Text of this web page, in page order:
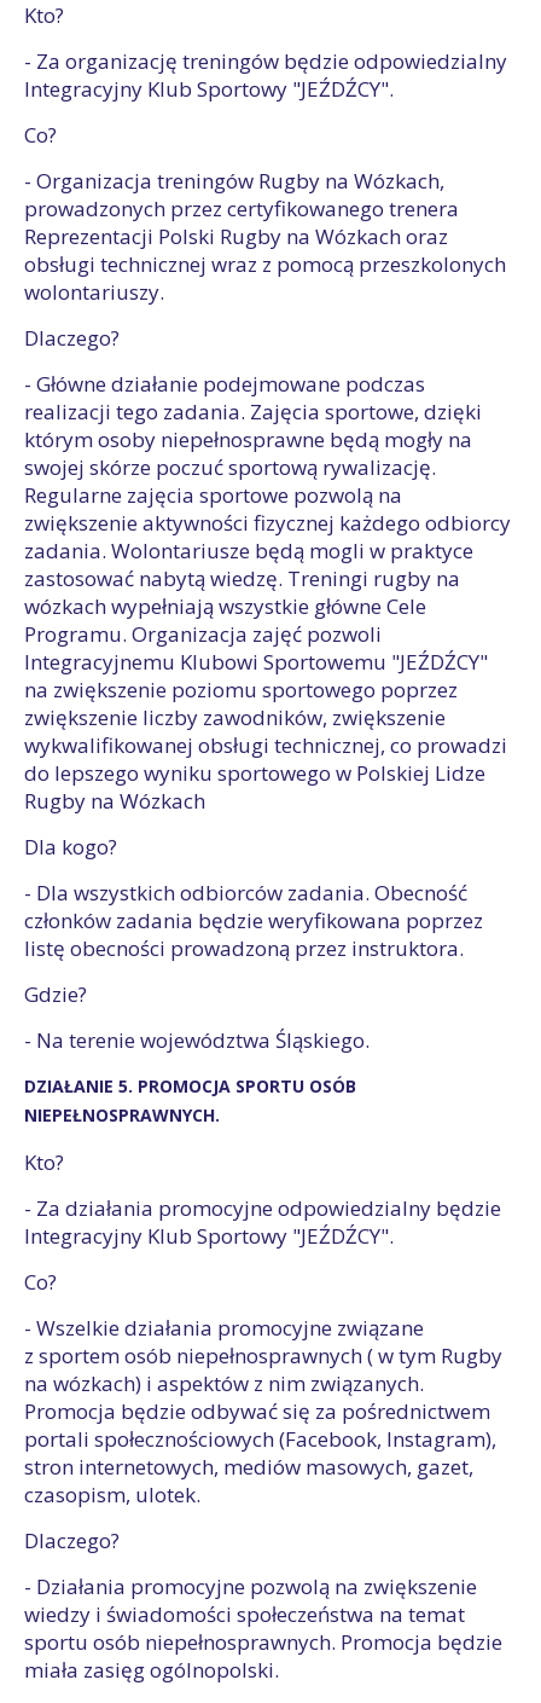
Kto?
- Za organizację treningów będzie odpowiedzialny
Integracyjny Klub Sportowy "JEŹDŹCY".
Co?
- Organizacja treningów Rugby na Wózkach,
prowadzonych przez certyfikowanego trenera
Reprezentacji Polski Rugby na Wózkach oraz
obsługi technicznej wraz z pomocą przeszkolonych
wolontariuszy.
Dlaczego?
- Główne działanie podejmowane podczas
realizacji tego zadania. Zajęcia sportowe, dzięki
którym osoby niepełnosprawne będą mogły na
swojej skórze poczuć sportową rywalizację.
Regularne zajęcia sportowe pozwolą na
zwiększenie aktywności fizycznej każdego odbiorcy
zadania. Wolontariusze będą mogli w praktyce
zastosować nabytą wiedzę. Treningi rugby na
wózkach wypełniają wszystkie główne Cele
Programu. Organizacja zajęć pozwoli
Integracyjnemu Klubowi Sportowemu "JEŹDŹCY"
na zwiększenie poziomu sportowego poprzez
zwiększenie liczby zawodników, zwiększenie
wykwalifikowanej obsługi technicznej, co prowadzi
do lepszego wyniku sportowego w Polskiej Lidze
Rugby na Wózkach
Dla kogo?
- Dla wszystkich odbiorców zadania. Obecność
członków zadania będzie weryfikowana poprzez
listę obecności prowadzoną przez instruktora.
Gdzie?
- Na terenie województwa Śląskiego.
DZIAŁANIE 5. PROMOCJA SPORTU OSÓB
NIEPEŁNOSPRAWNYCH.
Kto?
- Za działania promocyjne odpowiedzialny będzie
Integracyjny Klub Sportowy "JEŹDŹCY".
Co?
- Wszelkie działania promocyjne związane
z sportem osób niepełnosprawnych ( w tym Rugby
na wózkach) i aspektów z nim związanych.
Promocja będzie odbywać się za pośrednictwem
portali społecznościowych (Facebook, Instagram),
stron internetowych, mediów masowych, gazet,
czasopism, ulotek.
Dlaczego?
- Działania promocyjne pozwolą na zwiększenie
wiedzy i świadomości społeczeństwa na temat
sportu osób niepełnosprawnych. Promocja będzie
miała zasięg ogólnopolski.